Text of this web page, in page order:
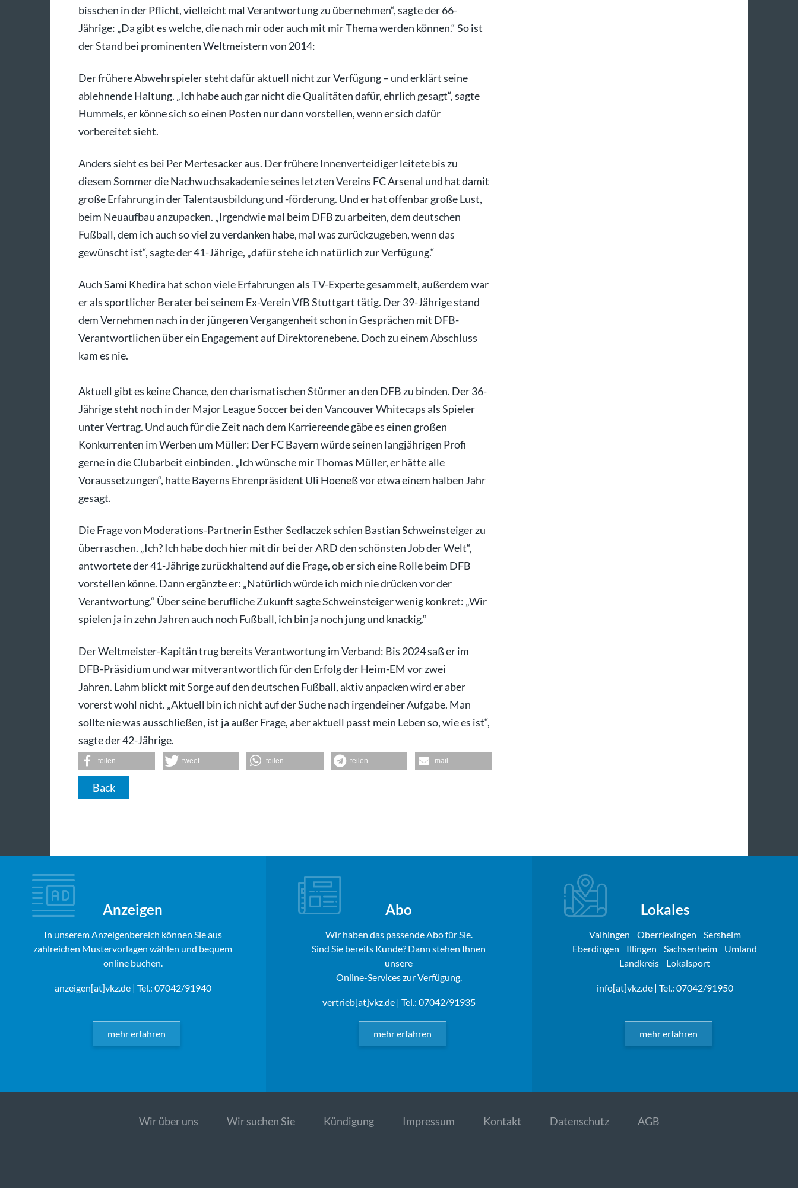
bisschen in der Pflicht, vielleicht mal Verantwortung zu übernehmen“, sagte der 66-
Jährige: „Da gibt es welche, die nach mir oder auch mit mir Thema werden können.“ So ist
der Stand bei prominenten Weltmeistern von 2014:
Der frühere Abwehrspieler steht dafür aktuell nicht zur Verfügung – und erklärt seine
ablehnende Haltung. „Ich habe auch gar nicht die Qualitäten dafür, ehrlich gesagt“, sagte
Hummels, er könne sich so einen Posten nur dann vorstellen, wenn er sich dafür
vorbereitet sieht.
Anders sieht es bei Per Mertesacker aus. Der frühere Innenverteidiger leitete bis zu
diesem Sommer die Nachwuchsakademie seines letzten Vereins FC Arsenal und hat damit
große Erfahrung in der Talentausbildung und -förderung. Und er hat offenbar große Lust,
beim Neuaufbau anzupacken. „Irgendwie mal beim DFB zu arbeiten, dem deutschen
Fußball, dem ich auch so viel zu verdanken habe, mal was zurückzugeben, wenn das
gewünscht ist“, sagte der 41-Jährige, „dafür stehe ich natürlich zur Verfügung.“
Auch Sami Khedira hat schon viele Erfahrungen als TV-Experte gesammelt, außerdem war
er als sportlicher Berater bei seinem Ex-Verein VfB Stuttgart tätig. Der 39-Jährige stand
dem Vernehmen nach in der jüngeren Vergangenheit schon in Gesprächen mit DFB-
Verantwortlichen über ein Engagement auf Direktorenebene. Doch zu einem Abschluss
kam es nie.
Aktuell gibt es keine Chance, den charismatischen Stürmer an den DFB zu binden. Der 36-
Jährige steht noch in der Major League Soccer bei den Vancouver Whitecaps als Spieler
unter Vertrag. Und auch für die Zeit nach dem Karriereende gäbe es einen großen
Konkurrenten im Werben um Müller: Der FC Bayern würde seinen langjährigen Profi
gerne in die Clubarbeit einbinden. „Ich wünsche mir Thomas Müller, er hätte alle
Voraussetzungen“, hatte Bayerns Ehrenpräsident Uli Hoeneß vor etwa einem halben Jahr
gesagt.
Die Frage von Moderations-Partnerin Esther Sedlaczek schien Bastian Schweinsteiger zu
überraschen. „Ich? Ich habe doch hier mit dir bei der ARD den schönsten Job der Welt“,
antwortete der 41-Jährige zurückhaltend auf die Frage, ob er sich eine Rolle beim DFB
vorstellen könne. Dann ergänzte er: „Natürlich würde ich mich nie drücken vor der
Verantwortung.“ Über seine berufliche Zukunft sagte Schweinsteiger wenig konkret: „Wir
spielen ja in zehn Jahren auch noch Fußball, ich bin ja noch jung und knackig.“
Der Weltmeister-Kapitän trug bereits Verantwortung im Verband: Bis 2024 saß er im
DFB-Präsidium und war mitverantwortlich für den Erfolg der Heim-EM vor zwei
Jahren. Lahm blickt mit Sorge auf den deutschen Fußball, aktiv anpacken wird er aber
vorerst wohl nicht. „Aktuell bin ich nicht auf der Suche nach irgendeiner Aufgabe. Man
sollte nie was ausschließen, ist ja außer Frage, aber aktuell passt mein Leben so, wie es ist“,
sagte der 42-Jährige.
teilen tweet teilen teilen mail
Back
Anzeigen
In unserem Anzeigenbereich können Sie aus
zahlreichen Mustervorlagen wählen und bequem
online buchen.
anzeigen[at]vkz.de| Tel.: 07042/91940
mehr erfahren
Abo
Wir haben das passende Abo für Sie.
Sind Sie bereits Kunde? Dann stehen Ihnen
unsere
Online-Services zur Verfügung.
vertrieb[at]vkz.de| Tel.: 07042/91935
mehr erfahren
Lokales
Vaihingen Oberriexingen
Sersheim
Eberdingen
Illingen Sachsenheim
Umland
Landkreis
Lokalsport
info[at]vkz.de| Tel.: 07042/91950
mehr erfahren
Wir über uns Wir suchen Sie Kündigung Impressum Kontakt Datenschutz AGB